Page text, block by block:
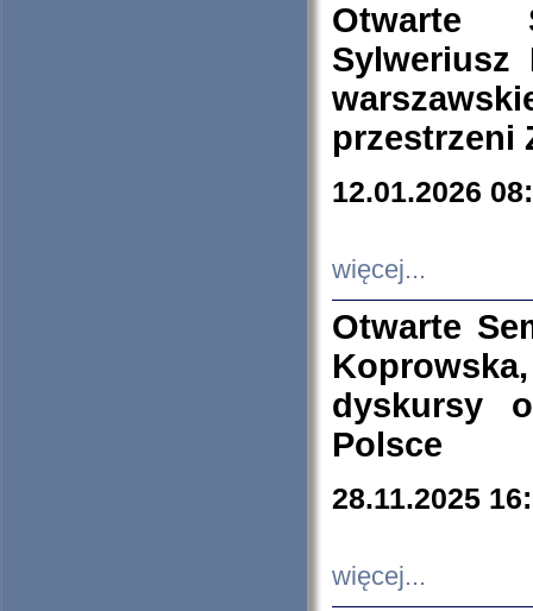
Otwarte
Sylweriusz
przestrzeni
12.01.2026
więcej...
Otwarte
dyskursy
Polsce
28.11.2025
więcej...